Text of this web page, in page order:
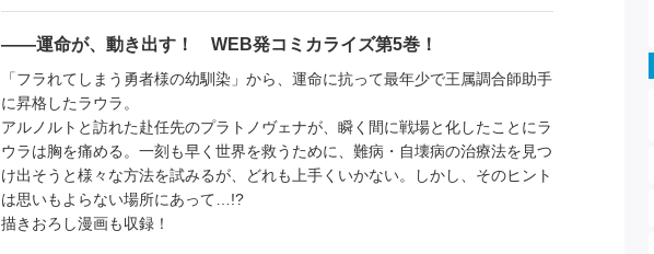
――運命が、動き出す！ WEB発コミカライズ第5巻！
「フラれてしまう勇者様の幼馴染」から、運命に抗って最年少で王属調合師助手
に昇格したラウラ。
アルノルトと訪れた赴任先のプラトノヴェナが、瞬く間に戦場と化したことにラ
ウラは胸を痛める。一刻も早く世界を救うために、難病・自壊病の治療法を見つ
け出そうと様々な方法を試みるが、どれも上手くいかない。しかし、そのヒント
は思いもよらない場所にあって…!?
描きおろし漫画も収録！